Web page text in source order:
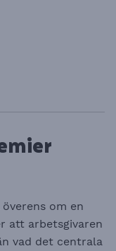
om en
att arbetsgivaren
vad det centrala